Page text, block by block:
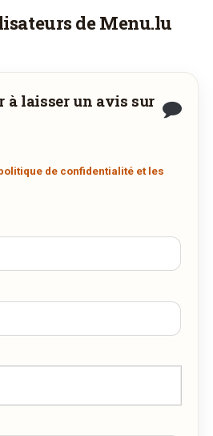
25,90€
être livré ?
rejoindre
être livré chez vous !
LA LIVRAISON
de Menu.lu
à laisser un avis sur
de confidentialité et les